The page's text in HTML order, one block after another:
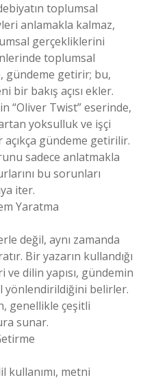
toplumsal
anlamakla kalmaz,
gerçekliklerini
toplumsal
gündeme getirir; bu,
bir bakış açısı ekler.
“Oliver Twist” eserinde,
yoksulluk ve işçi
açıkça gündeme getirilir.
sadece anlatmakla
bu sorunları
iter.
Yaratma
değil, aynı zamanda
Bir yazarın kullandığı
dilin yapısı, gündemin
yönlendirildiğini belirler.
genellikle çeşitli
sunar.
kullanımı, metni